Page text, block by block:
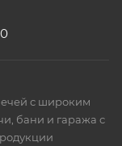
с широким
бани и гаража с